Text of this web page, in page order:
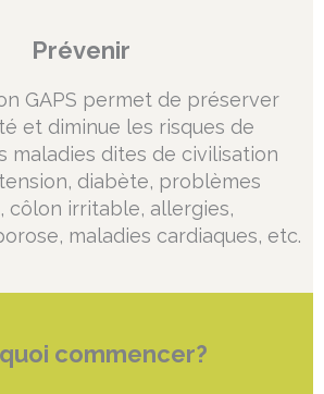
Prévenir
GAPS permet de préserver
et diminue les risques de
maladies dites de civilisation
diabète, problèmes
côlon irritable, allergies,
maladies cardiaques, etc.
commencer?